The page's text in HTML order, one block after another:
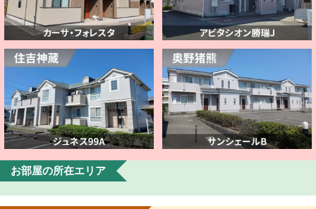
お部屋の所在エリア